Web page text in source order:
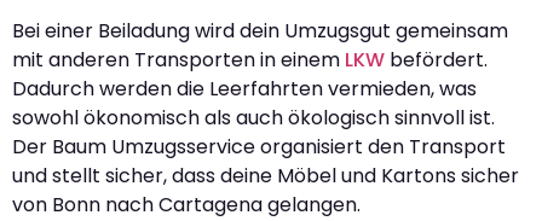
Bei einer Beiladung wird dein Umzugsgut gemeinsam
mit anderen Transporten in einem LKW befördert.
Dadurch werden die Leerfahrten vermieden, was
sowohl ökonomisch als auch ökologisch sinnvoll ist.
Der Baum Umzugsservice organisiert den Transport
und stellt sicher, dass deine Möbel und Kartons sicher
von Bonn nach Cartagena gelangen.